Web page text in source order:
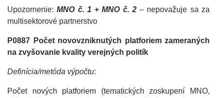
Upozornenie:MNO č. 1 + MNO č. 2– nepovažuje sa za
multisektorové partnerstvo
P0887 Počet novovzniknutých platforiem zameraných
na zvyšovanie kvality verejných politík
Definícia/metóda výpočtu:
Počet nových platforiem (tematických zoskupení MNO,